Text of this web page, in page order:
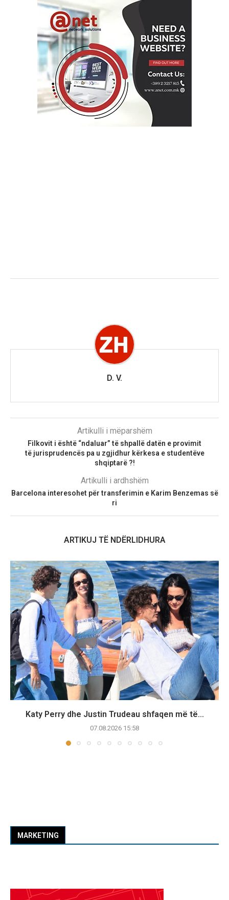
D. V.
Artikulli i mëparshëm
Filkovit i është “ndaluar” të shpallë datën e provimit
të jurisprudencës pa u zgjidhur kërkesa e studentëve
shqiptarë ?!
Artikulli i ardhshëm
Barcelona interesohet për transferimin e Karim Benzemas së
ri
ARTIKUJ TË NDËRLIDHURA
Katy Perry dhe Justin Trudeau shfaqen më të...
07.08.2026 15:58
MARKETING